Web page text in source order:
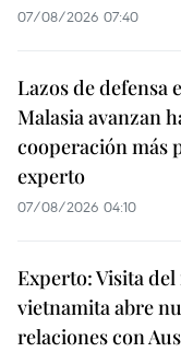
07/08/2026 07:40
Lazos de defensa
Malasia avanzan
cooperación más
experto
07/08/2026 04:10
Experto: Visita
vietnamita abre
relaciones con